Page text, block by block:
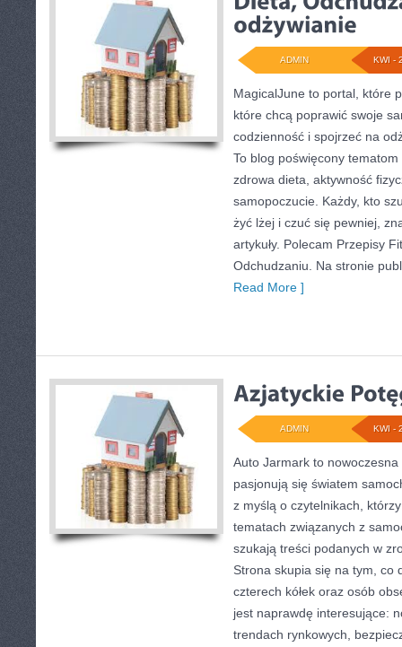
KWI -
ADMIN
MagicalJune to portal, które
które chcą poprawić swoje
codzienność i spojrzeć na
To blog poświęcony
zdrowa dieta, aktywność
samopoczucie. Każdy, kto
żyć lżej i czuć się pewniej,
artykuły. Polecam Przepisy
Odchudzaniu. Na stronie
Read More ]
KWI -
ADMIN
Auto Jarmark to
pasjonują się światem
z myślą o czytelnikach,
tematach związanych z
szukają treści podanych w
Strona skupia się na tym, co
czterech kółek oraz osób
jest naprawdę interesujące:
trendach rynkowych,